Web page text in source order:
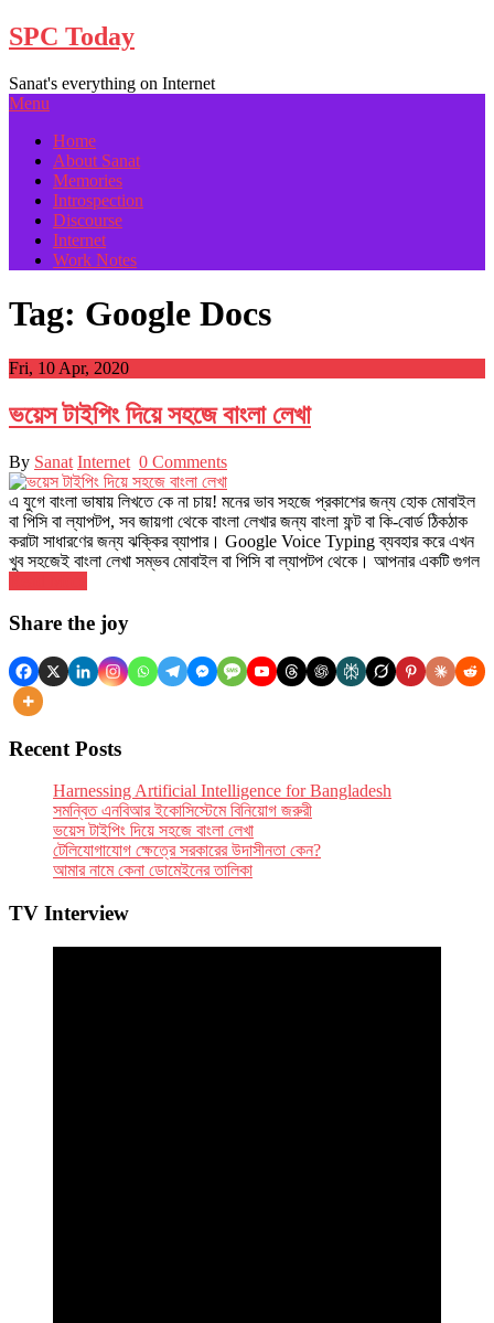
Skip
to
SPC Today
Sanat's everything on Internet
Menu
Home
About Sanat
Memories
Introspection
Discourse
Internet
Work Notes
Tag: Google Docs
Fri, 10 Apr, 2020
ভয়েস টাইপিং দিয়ে সহজে বাংলা লেখা
By Sanat Internet 0 Comments
এ যুগে বাংলা ভাষায় লিখতে কে না চায়! মনের ভাব সহজে প্রকাশের জন্য হোক মোবাইল
বা পিসি বা ল্যাপটপ, সব জায়গা থেকে বাংলা লেখার জন্য বাংলা ফন্ট বা কি-বোর্ড ঠিকঠাক
করাটা সাধারণের জন্য ঝক্কির ব্যাপার। Google Voice Typing ব্যবহার করে এখন
খুব সহজেই বাংলা লেখা সম্ভব মোবাইল বা পিসি বা ল্যাপটপ থেকে। আপনার একটি গুগল
navigation
Share the joy
Recent Posts
Har­ness­ing Arti­fi­cial Intel­li­gence for Bangladesh
সমন্বিত এনবিআর ইকোসিস্টেমে বিনিয়োগ জরুরী
ভয়েস টাইপিং দিয়ে সহজে বাংলা লেখা
টেলিযোগাযোগ ক্ষেত্রে সরকারের উদাসীনতা কেন?
আমার নামে কেনা ডোমেইনের তালিকা
TV Interview